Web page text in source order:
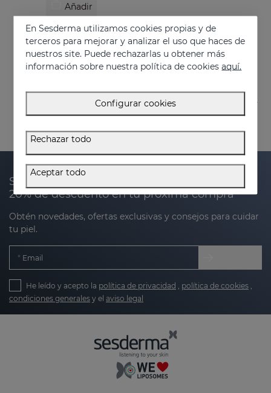
Añadir
RETISES CT Crema Hidratante Antienvejecimiento
Hidratación de la piel. Prevención y tratamiento de las arrugas, la flacidez y otras manifestaciones oxidativas de la piel
62.95 €
Suscríbete a nuestra newsletter y recibe un
20% de descuento en tu próxima compra
Obtén novedades, ofertas exclusivas y consejos para cuidar
tu piel.
Email
He leído y acepto la política de privacidad , política de cookies ,
condiciones generales y el aviso legal
En Sesderma utilizamos cookies propias y de
terceros para mejorar y analizar el uso que haces de
nuestros site. Puede rechazarlas u obtener más
información sobre nuestra política de cookiesaquí.
Configurar cookies
Rechazar todo
Aceptar todo